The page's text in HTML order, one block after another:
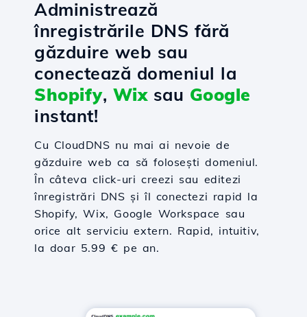
Administrează
înregistrările DNS fără
găzduire web sau
conectează domeniul la
Shopify, Wixsau Google
instant!
Cu CloudDNS nu mai ai nevoie de
găzduire web ca să folosești domeniul.
În câteva click-uri creezi sau editezi
înregistrări DNS și îl conectezi rapid la
Shopify, Wix, Google Workspace sau
orice alt serviciu extern. Rapid, intuitiv,
la doar 5.99 € pe an.